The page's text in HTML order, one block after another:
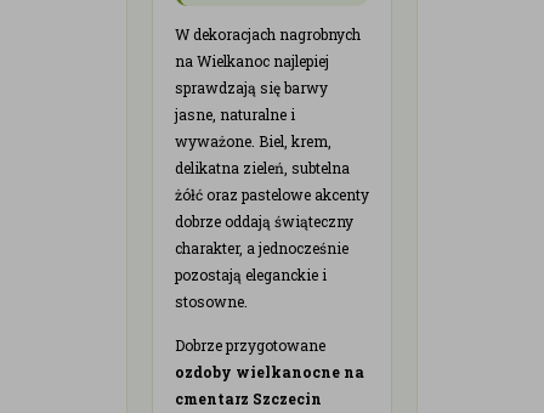
W dekoracjach nagrobnych
na Wielkanoc najlepiej
sprawdzają się barwy
jasne, naturalne i
wyważone. Biel, krem,
delikatna zieleń, subtelna
żółć oraz pastelowe akcenty
dobrze oddają świąteczny
charakter, a jednocześnie
pozostają eleganckie i
stosowne.
Dobrze przygotowane
ozdoby wielkanocne na
cmentarz Szczecin